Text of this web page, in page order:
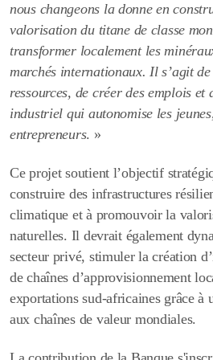
nous changeons la donne en
valorisation du titane de classe
transformer localement les
marchés internationaux. Il s’agit
ressources, de créer des emplois et
industriel qui autonomise les
entrepreneurs. »
Ce projet soutient l’objectif
construire des infrastructures
climatique et à promouvoir la
naturelles. Il devrait également
secteur privé, stimuler la création
de chaînes d’approvisionnement
exportations sud-africaines grâce à
aux chaînes de valeur mondiales.